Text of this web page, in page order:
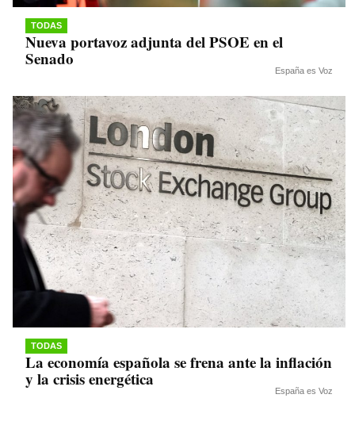
TODAS
Nueva portavoz adjunta del PSOE en el
Senado
España es Voz
TODAS
La economía española se frena ante la inflación
y la crisis energética
España es Voz